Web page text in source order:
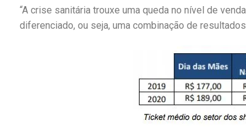
“A crise sanitária trouxe uma queda no nível de
diferenciado, ou seja, uma combinação de